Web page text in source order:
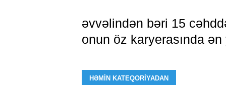
əvvəlindən bəri 15
onun öz karyerasında
HƏMIN KATEQORIYADAN